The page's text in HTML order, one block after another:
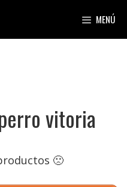
MENÚ
vitoria
🙁